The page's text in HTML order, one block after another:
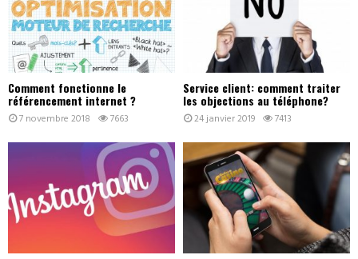
Comment fonctionne le
référencement internet ?
7 novembre 2018 7663
Service client: comment traiter
les objections au téléphone?
24 janvier 2019 7413